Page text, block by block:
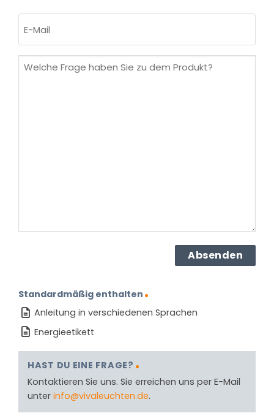
Mail
Welche
Standardmäßig enthalten
Anleitung in verschiedenen Sprachen
Energieetikett
HAST DU EINE FRAGE?
Kontaktieren Sie uns. Sie erreichen uns per E-Mail
unter info@vivaleuchten.de.